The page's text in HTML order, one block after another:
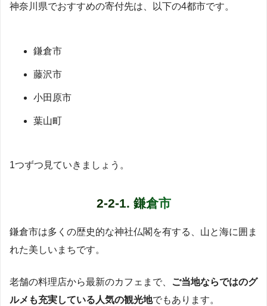
神奈川県でおすすめの寄付先は、以下の4都市です。
鎌倉市
藤沢市
小田原市
葉山町
1つずつ見ていきましょう。
2-2-1. 鎌倉市
鎌倉市は多くの歴史的な神社仏閣を有する、山と海に囲ま
れた美しいまちです。
老舗の料理店から最新のカフェまで、
ご当地ならではのグ
ルメも充実している人気の観光地でもあります。